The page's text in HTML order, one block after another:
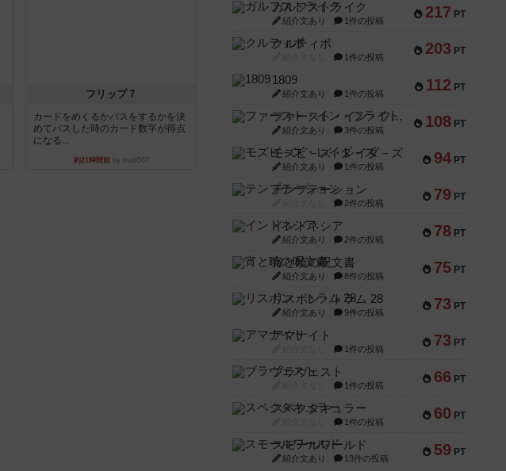
フリップ７
カードをめくるかパスをするかを決
めてパスした時のカード数字が得点
になる...
約21時間前by mob567
217 PT
ガルフストライク
紹介文あり 1件の投稿
203 PT
クルティボ
1件の投稿
112 PT
1809
紹介文あり 1件の投稿
108 PT
ファースト・イン・フライト
紹介文あり 3件の投稿
94 PT
モズビ－ズ・レイダ－ズ
紹介文あり 1件の投稿
79 PT
テンプテーション
2件の投稿
78 PT
インドネシア
紹介文あり 2件の投稿
75 PT
宵と暁の呪文書
紹介文あり 8件の投稿
73 PT
リスボン・トラム 28
紹介文あり 9件の投稿
73 PT
アマナイト
1件の投稿
66 PT
ブラヴェスト
1件の投稿
60 PT
スペクタキュラー
1件の投稿
59 PT
スモールワールド
紹介文あり 13件の投稿